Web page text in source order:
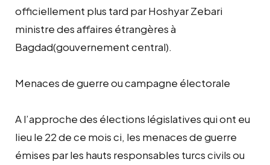
officiellement plus tard par Hoshyar Zebari
ministre des affaires étrangères à
Bagdad(gouvernement central).
Menaces de guerre ou campagne électorale
A l’approche des élections législatives qui ont eu
lieu le 22 de ce mois ci, les menaces de guerre
émises par les hauts responsables turcs civils ou